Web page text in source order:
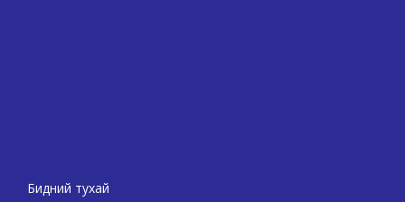
Бидний тухай